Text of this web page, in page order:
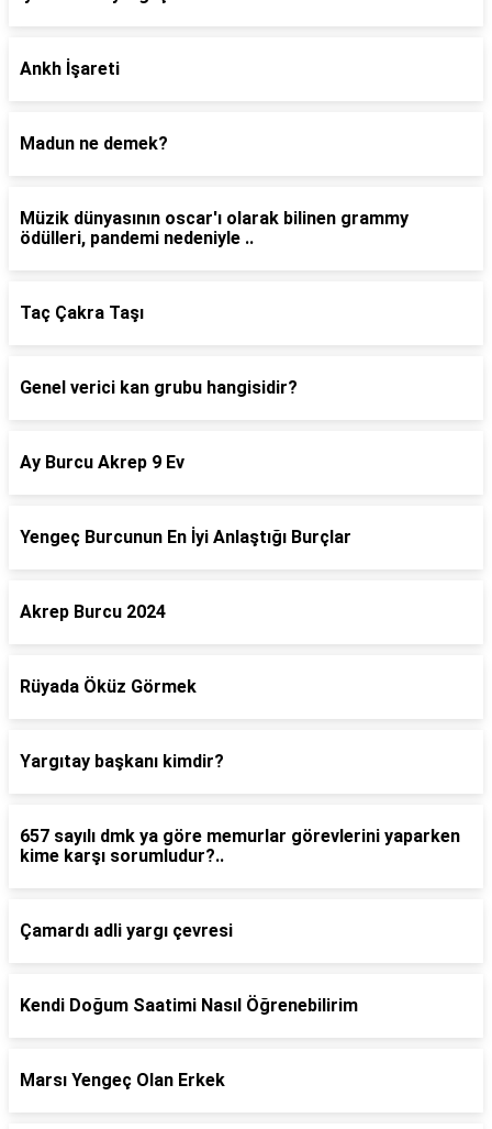
Ankh İşareti
Madun ne demek?
Müzik dünyasının oscar'ı olarak bilinen grammy
ödülleri, pandemi nedeniyle ..
Taç Çakra Taşı
Genel verici kan grubu hangisidir?
Ay Burcu Akrep 9 Ev
Yengeç Burcunun En İyi Anlaştığı Burçlar
Akrep Burcu 2024
Rüyada Öküz Görmek
Yargıtay başkanı kimdir?
657 sayılı dmk ya göre memurlar görevlerini yaparken
kime karşı sorumludur?..
Çamardı adli yargı çevresi
Kendi Doğum Saatimi Nasıl Öğrenebilirim
Marsı Yengeç Olan Erkek